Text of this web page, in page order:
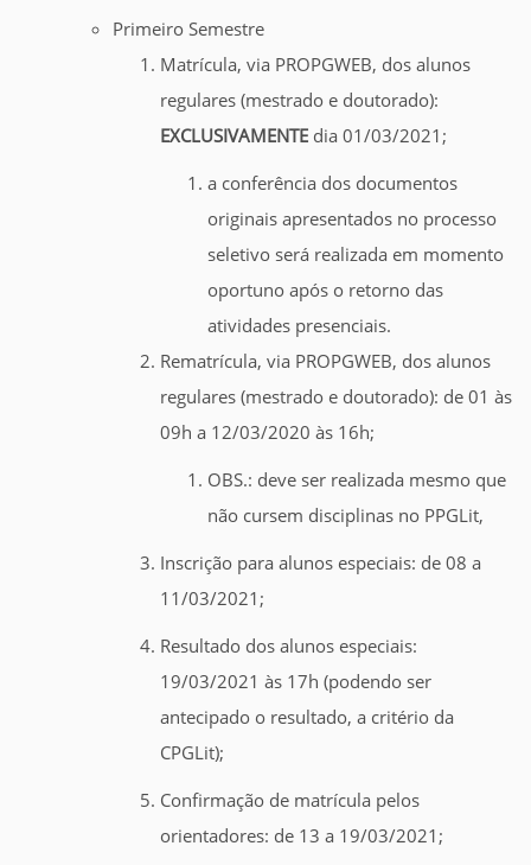
Primeiro Semestre
Matrícula, via PROPGWEB, dos alunos
regulares (mestrado e doutorado):
EXCLUSIVAMENTE dia 01/03/2021;
a conferência dos documentos
originais apresentados no processo
seletivo será realizada em momento
oportuno após o retorno das
atividades presenciais.
Rematrícula, via PROPGWEB, dos alunos
regulares (mestrado e doutorado): de 01 às
09h a 12/03/2020 às 16h;
OBS.: deve ser realizada mesmo que
não cursem disciplinas no PPGLit,
Inscrição para alunos especiais: de 08 a
11/03/2021;
Resultado dos alunos especiais:
19/03/2021 às 17h (podendo ser
antecipado o resultado, a critério da
CPGLit);
Confirmação de matrícula pelos
orientadores: de 13 a 19/03/2021;